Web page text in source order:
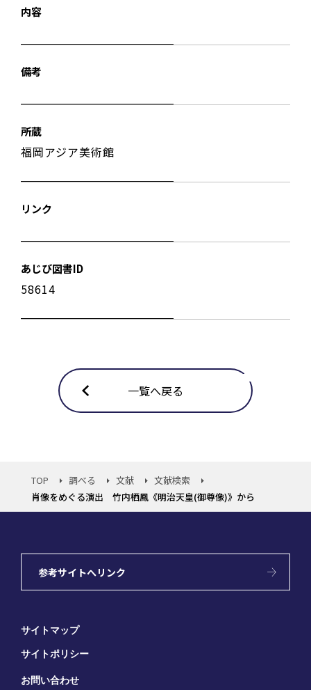
内容
備考
所蔵
福岡アジア美術館
リンク
あじび図書ID
58614
一覧へ戻る
TOP 調べる 文献
文献検索
肖像をめぐる演出 竹内栖鳳《明治天皇(御尊像)》から
参考サイトへリンク
サイトマップ
サイトポリシー
お問い合わせ